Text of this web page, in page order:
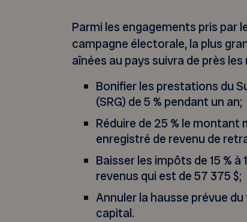
Parmi les engagements pris par
campagne électorale, la plus
aînées au pays suivra de près
Bonifier les prestations du
(SRG) de 5 % pendant un an;
Réduire de 25 % le montant
enregistré de revenu de
Baisser les impôts de 15 %
revenus qui est de 57 375 $;
Annuler la hausse prévue
capital.